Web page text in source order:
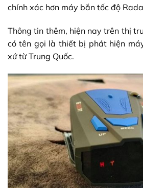
chính xác hơn máy bắn tốc độ
Thông tin thêm, hiện nay trên thị
có tên gọi là thiết bị phát hiện
xứ từ Trung Quốc.